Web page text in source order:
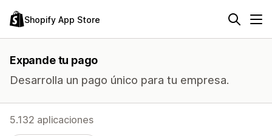
Shopify App Store
Expande tu pago
Desarrolla un pago único para tu empresa.
5.132 aplicaciones